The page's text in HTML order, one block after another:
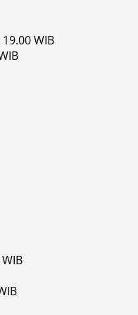
WIB